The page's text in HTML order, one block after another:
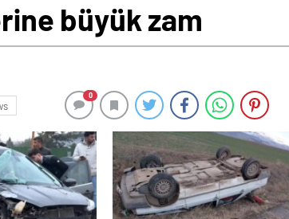
büyük zam
0